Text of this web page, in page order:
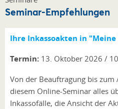
Seminar-Empfehlungen
Ihre Inkassoakten in
Termin: 13. Oktober 2026 /
Von der Beauftragung bis zum
diesem Online-Seminar alles
Inkassofälle, die Ansicht der